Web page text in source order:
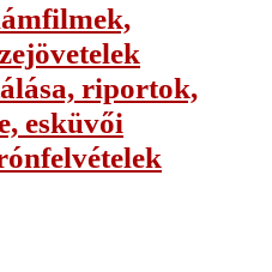
riportok,
esküvői